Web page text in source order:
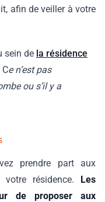
afin de veiller à votre
sein de la résidence
Ce n’est pas
ou s’il y a
prendre part aux
résidence. Les
de proposer aux